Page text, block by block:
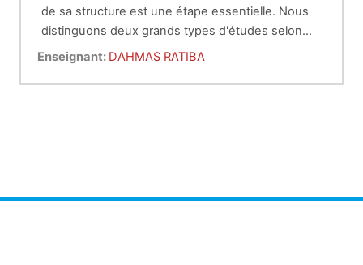
de sa structure est une étape essentielle. Nous
distinguons deux grands types d'études selon
qu'il s'agit d'une étude expérimentale ou non.
L'épidemiologie est une branche de la médecine,
essentiels ainsi ceux de la statistique.
Enseignant: DAHMAS RATIBA